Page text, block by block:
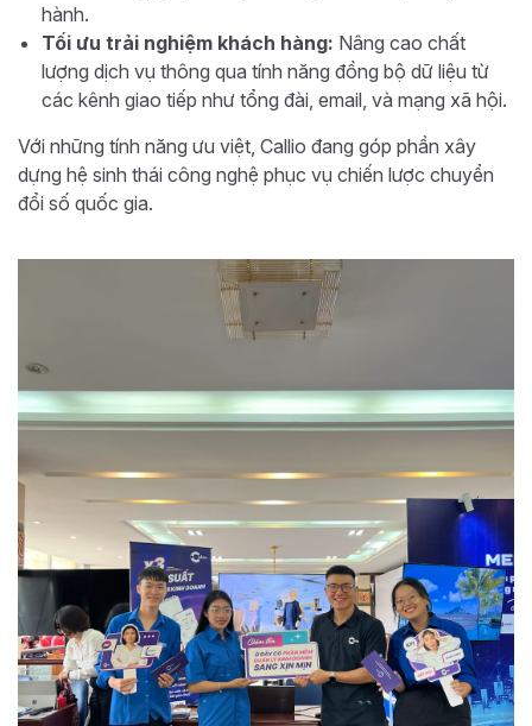
hành.
Tối ưu trải nghiệm khách hàng: Nâng cao chất
lượng dịch vụ thông qua tính năng đồng bộ dữ liệu từ
các kênh giao tiếp như tổng đài, email, và mạng xã hội.
Với những tính năng ưu việt, Callio đang góp phần xây
dựng hệ sinh thái công nghệ phục vụ chiến lược chuyển
đổi số quốc gia.